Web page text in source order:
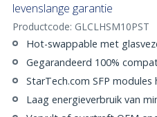
levenslange garantie
Productcode: GLCLHSM10PST
Hot-swappable met
Gegarandeerd 100%
StarTech.com SFP
Laag energieverbruik van